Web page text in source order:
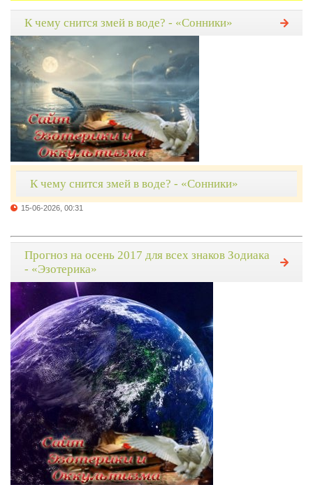
К чему снится змей в воде? - «Сонники»
К чему снится змей в воде? - «Сонники»
15-06-2026, 00:31
Прогноз на осень 2017 для всех знаков Зодиака
- «Эзотерика»